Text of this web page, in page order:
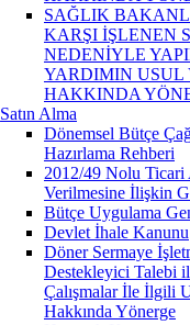
SAĞLIK
KARŞI İŞLENEN
NEDENİYLE
YARDIMIN USUL
HAKKINDA
Satın Alma
Dönemsel Bütçe
Hazırlama Rehberi
2012/49 Nolu Ticari
Verilmesine İlişkin
Bütçe Uygulama
Devlet İhale Kanunu
Döner Sermaye
Destekleyici Talebi
Çalışmalar İle İlgili
Hakkında Yönerge